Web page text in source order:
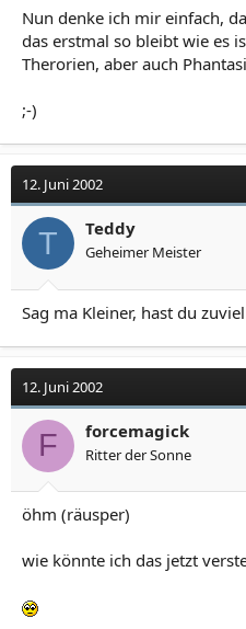
Nun denke ich mir einfach,
das erstmal so bleibt wie es
Therorien, aber auch
;-)
12. Juni 2002
T Teddy
Geheimer Meister
Sag ma Kleiner, hast du zuviel
12. Juni 2002
F forcemagick
Ritter der Sonne
öhm (räusper)
wie könnte ich das jetzt